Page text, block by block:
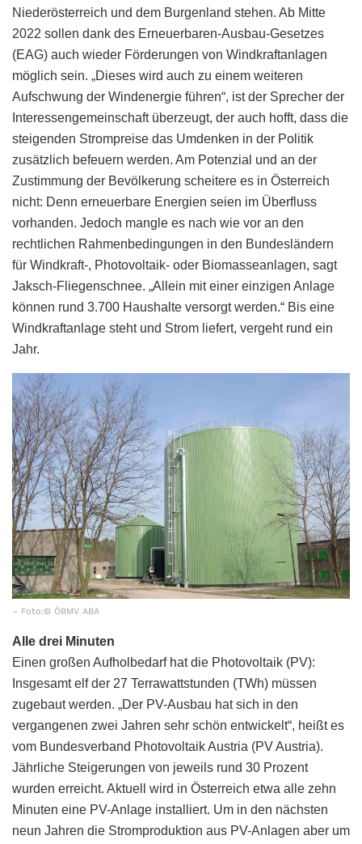
Niederösterreich und dem Burgenland stehen. Ab Mitte
2022 sollen dank des Erneuerbaren-Ausbau-Gesetzes
(EAG) auch wieder Förderungen von Windkraftanlagen
möglich sein. „Dieses wird auch zu einem weiteren
Aufschwung der Windenergie führen“, ist der Sprecher der
Interessengemeinschaft überzeugt, der auch hofft, dass die
steigenden Strompreise das Umdenken in der Politik
zusätzlich befeuern werden. Am Potenzial und an der
Zustimmung der Bevölkerung scheitere es in Österreich
nicht: Denn erneuerbare Energien seien im Überfluss
vorhanden. Jedoch mangle es nach wie vor an den
rechtlichen Rahmenbedingungen in den Bundesländern
für Windkraft-, Photovoltaik- oder Biomasseanlagen, sagt
Jaksch-Fliegenschnee. „Allein mit einer einzigen Anlage
können rund 3.700 Haushalte versorgt werden.“ Bis eine
Windkraftanlage steht und Strom liefert, vergeht rund ein
Jahr.
– Foto:© ÖBMV ABA
Alle drei Minuten
Einen großen Aufholbedarf hat die Photovoltaik (PV):
Insgesamt elf der 27 Terrawattstunden (TWh) müssen
zugebaut werden. „Der PV-Ausbau hat sich in den
vergangenen zwei Jahren sehr schön entwickelt“, heißt es
vom Bundesverband Photovoltaik Austria (PV Austria).
Jährliche Steigerungen von jeweils rund 30 Prozent
wurden erreicht. Aktuell wird in Österreich etwa alle zehn
Minuten eine PV-Anlage installiert. Um in den nächsten
neun Jahren die Stromproduktion aus PV-Anlagen aber um